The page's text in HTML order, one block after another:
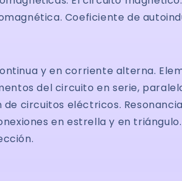
Coeficiente de
y en corriente alterna.
del circuito en serie,
circuitos eléctricos.
en estrella y en